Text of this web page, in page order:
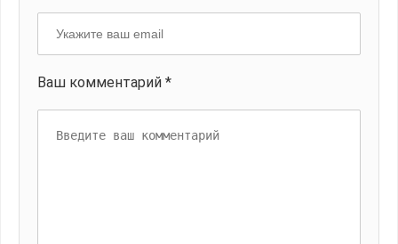
Ваш комментарий *